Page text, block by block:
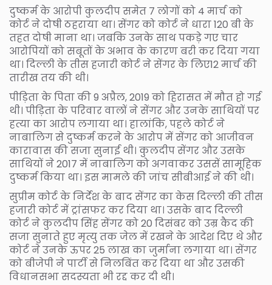
दुष्कर्म के आरोपी कुलदीप समेत 7 लोगों को 4 मार्च को
कोर्ट ने दोषी ठहराया था। सेंगर को कोर्ट ने धारा 120 बी के
तहत दोषी माना था। जबकि उनके साथ पकड़े गए चार
आरोपियों को सबूतों के अभाव के कारण बरी कर दिया गया
था। दिल्ली के तीस हजारी कोर्ट ने सेंगर के लिए12 मार्च की
तारीख तय की थी।
पीड़िता के पिता की 9 अप्रैल, 2019 को हिरासत में मौत हो गई
थी। पीड़िता के परिवार वालों ने सेंगर और उनके साथियों पर
हत्या का आरोप लगाया था। हालांकि, पहले कोर्ट ने
नाबालिग से दुष्कर्म करने के आरोप में सेंगर को आजीवन
कारावास की सजा सुनाई थी। कुलदीप सेंगर और उसके
साथियों ने 2017 में नाबालिग को अगवाकर उससें सामूहिक
दुष्कर्म किया था। इस मामले की जांच सीबीआई ने की थी।
सुप्रीम कोर्ट के निर्देश के बाद सेंगर का केस दिल्ली की तीस
हजारी कोर्ट में ट्रांसफर कर दिया था। उसके बाद दिल्ली
कोर्ट ने कुलदीप सिंह सेंगर को 20 दिसंबर को उम्र कैद की
सजा सुनाते हुए मृत्यु तक जेल में रखने के आदेश दिए थे और
कोर्ट ने उनके ऊपर 25 लाख का जुर्माना लगाया था। सेंगर
को बीजेपी ने पार्टी से निलबिंत कर दिया था और उसकी
विधानसभा सदस्यता भी रद्द कर दी थी।